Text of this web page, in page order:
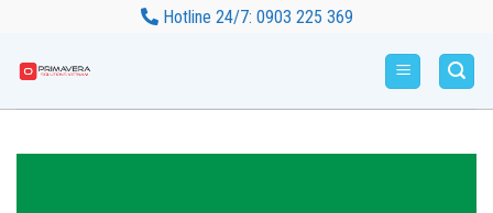
Hotline 24/7: 0903 225 369